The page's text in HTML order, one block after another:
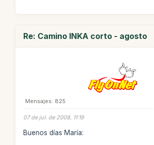
Re: Camino INKA corto - agosto
Mensajes: 825
07 de jul. de 2008, 11:19
Buenos días María: